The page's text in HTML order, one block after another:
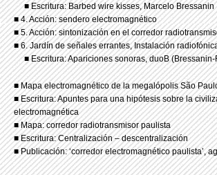
■ Escritura: Barbed wire kisses, Marcelo Bressanin
■ 4. Acción: sendero electromagnético
■ 5. Acción: sintonización en el corredor
■ 6. Jardín de señales errantes, Instalación
■ Escritura: Apariciones sonoras, duoB (Bressanin-
■ Mapa electromagnético de la megalópolis São
■ Escritura: Apuntes para una hipótesis sobre la
electromagnética
■ Mapa: corredor radiotransmisor paulista
■ Escritura: Centralización – descentralización
■ Publicación: ‘corredor electromagnético paulista’,